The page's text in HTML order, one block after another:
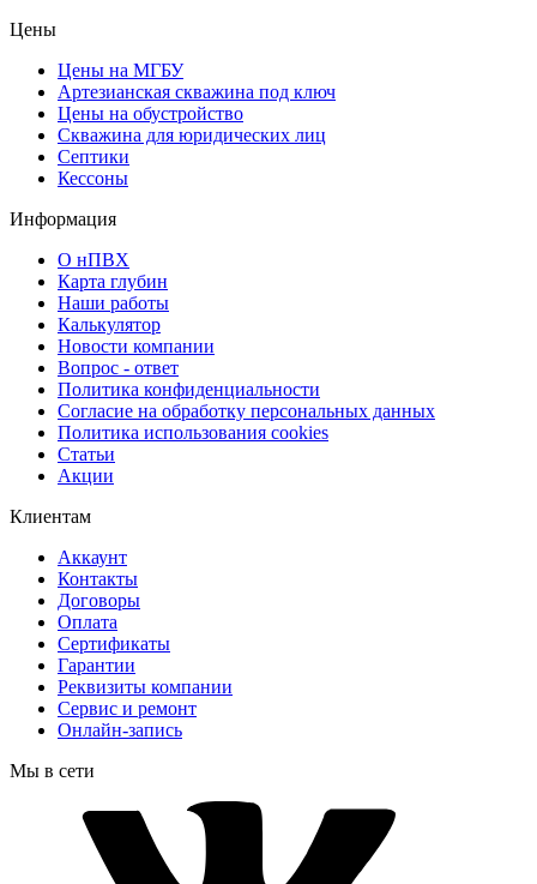
Цены
Цены на МГБУ
Артезианская скважина под ключ
Цены на обустройство
Скважина для юридических лиц
Септики
Кессоны
Информация
О нПВХ
Карта глубин
Наши работы
Калькулятор
Новости компании
Вопрос - ответ
Политика конфиденциальности
Согласие на обработку персональных данных
Политика использования cookies
Статьи
Акции
Клиентам
Аккаунт
Контакты
Договоры
Оплата
Сертификаты
Гарантии
Реквизиты компании
Сервис и ремонт
Онлайн-запись
Мы в сети